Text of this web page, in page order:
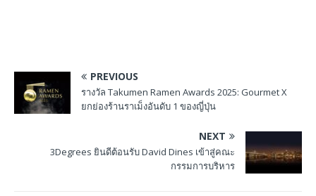
PREVIOUS
รางวัล Takumen Ramen Awards 2025: Gourmet X
ยกย่องร้านราเม็งอันดับ 1 ของญี่ปุ่น
NEXT
3Degrees ยินดีต้อนรับ David Dines เข้าสู่คณะ
กรรมการบริหาร